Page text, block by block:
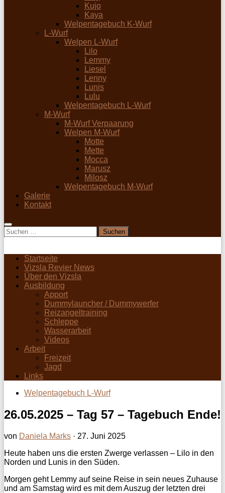
Kujo
Kaya
Welpentagebuch K-Wurf
L-Wurf
Welpen L-Wurf
Lilo
Lemmy
Liesel
Lenny
Lunis
Lulu
Welpentagebuch L-Wurf
M-Wurf
M-Wurf Verpaarung
Welpen M-Wurf
Motte
Mette
Mocca
Marusz
Milosz
Welpentagebuch M-Wurf
Galerie
Kontakt
Suchen
nach:
Startseite
Vizsla Revier News
Über den Vizsla
Ausbildung
Apport
Dummylauncher / Dummywerfer
Reizangeltraining
Schleppe
Wasserarbeit
Videos
Arbeit
Freizeit
Jagd
Links
Welpentagebuch L-Wurf
26.05.2025 – Tag 57 – Tagebuch Ende!
von Daniela Marks · 27. Juni 2025
Heute haben uns die ersten Zwerge verlassen – Lilo in den
Norden und Lunis in den Süden.
Morgen geht Lemmy auf seine Reise in sein neues Zuhause
und am Samstag wird es mit dem Auszug der letzten drei